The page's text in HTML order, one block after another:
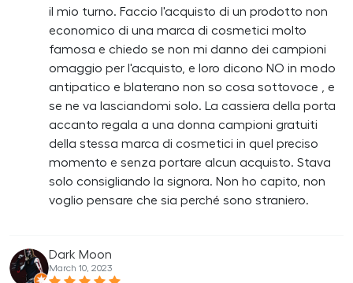
il mio turno. Faccio l'acquisto di un prodotto non
economico di una marca di cosmetici molto
famosa e chiedo se non mi danno dei campioni
omaggio per l'acquisto, e loro dicono NO in modo
antipatico e blaterano non so cosa sottovoce , e
se ne va lasciandomi solo. La cassiera della porta
accanto regala a una donna campioni gratuiti
della stessa marca di cosmetici in quel preciso
momento e senza portare alcun acquisto. Stava
solo consigliando la signora. Non ho capito, non
voglio pensare che sia perché sono straniero.
Dark Moon
March 10, 2023